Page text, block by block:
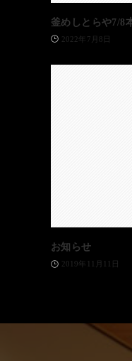
釜めしとらや7/8
2022年7月8日
お知らせ
2019年11月11日